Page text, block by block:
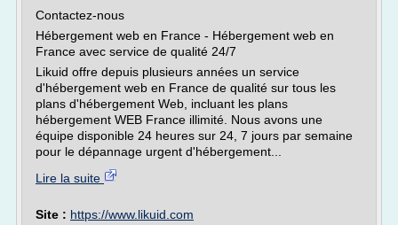
Contactez-nous
Hébergement web en France - Hébergement web en
France avec service de qualité 24/7
Likuid offre depuis plusieurs années un service
d'hébergement web en France de qualité sur tous les
plans d'hébergement Web, incluant les plans
hébergement WEB France illimité. Nous avons une
équipe disponible 24 heures sur 24, 7 jours par semaine
pour le dépannage urgent d'hébergement...
Lire la suite
Site : https://www.likuid.com